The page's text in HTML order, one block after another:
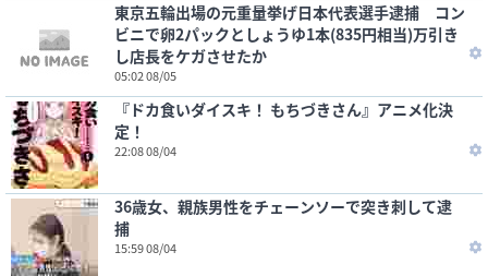
東京五輪出場の元重量挙げ日本代表選手逮捕 コン
ビニで卵2パックとしょうゆ1本(835円相当)万引き
し店長をケガさせたか
05:02 08/05
『ドカ食いダイスキ！ もちづきさん』アニメ化決
定！
22:08 08/04
36歳女、親族男性をチェーンソーで突き刺して逮
捕
15:59 08/04